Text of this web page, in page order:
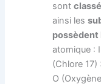
sont
ainsi les
possèdent
atomique :
(Chlore 17)
O